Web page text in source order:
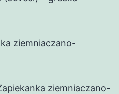
ziemniaczano-
ziemniaczano-